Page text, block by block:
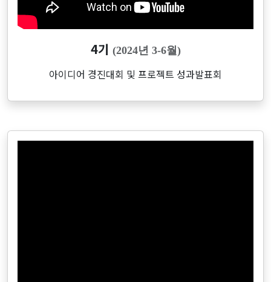
4기 (2024년 3-6월)
아이디어 경진대회 및 프로젝트 성과발표회